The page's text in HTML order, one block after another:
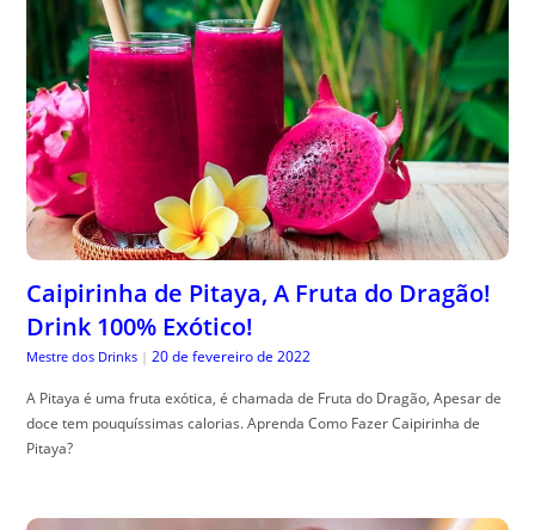
Caipirinha de Pitaya, A Fruta do Dragão!
Drink 100% Exótico!
Mestre dos Drinks | 20 de fevereiro de 2022
A Pitaya é uma fruta exótica, é chamada de Fruta do Dragão, Apesar de
doce tem pouquíssimas calorias. Aprenda Como Fazer Caipirinha de
Pitaya?